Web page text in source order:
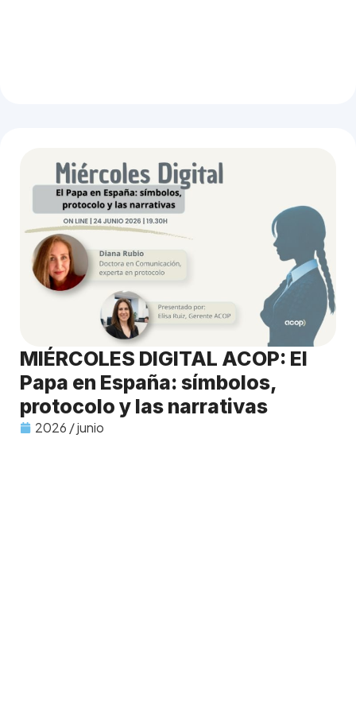
MIÉRCOLES DIGITAL ACOP: El
Papa en España: símbolos,
protocolo y las narrativas
2026 / junio